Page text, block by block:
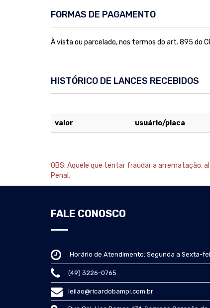
FORMAS DE PAGAMENTO
À vista ou parcelado, nos termos do art. 895 do
HISTÓRICO DE LANCES RECEBIDOS
valor usuário/placa
OBS: Aquele que tentar fraudar a arrematação,
Penal.
FALE CONOSCO
Horário de Atendimento: Segunda a Sexta-
(49) 3226-0765
leilao@ricardobampi.com.br